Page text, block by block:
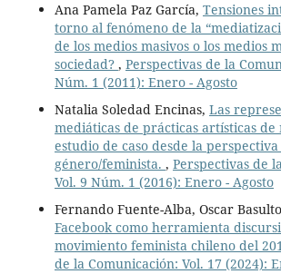
Ana Pamela Paz García, Tensiones
torno al fenómeno de la
de los medios masivos o los medios
sociedad? , Perspectivas de la
Núm. 1 (2011): Enero - Agosto
Natalia Soledad Encinas, Las
mediáticas de prácticas artísticas de
estudio de caso desde la perspectiva
género/feminista. , Perspectivas de
Vol. 9 Núm. 1 (2016): Enero - Agosto
Fernando Fuente-Alba, Oscar
Facebook como herramienta
movimiento feminista chileno del
de la Comunicación: Vol. 17 (2024):